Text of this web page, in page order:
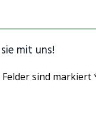
mit uns!
sind markiert